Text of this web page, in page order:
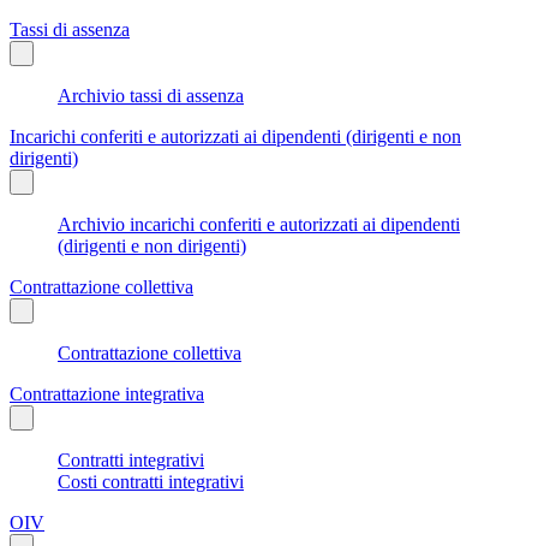
Tassi di assenza
Archivio tassi di assenza
Incarichi conferiti e autorizzati ai dipendenti (dirigenti e non
dirigenti)
Archivio incarichi conferiti e autorizzati ai dipendenti
(dirigenti e non dirigenti)
Contrattazione collettiva
Contrattazione collettiva
Contrattazione integrativa
Contratti integrativi
Costi contratti integrativi
OIV